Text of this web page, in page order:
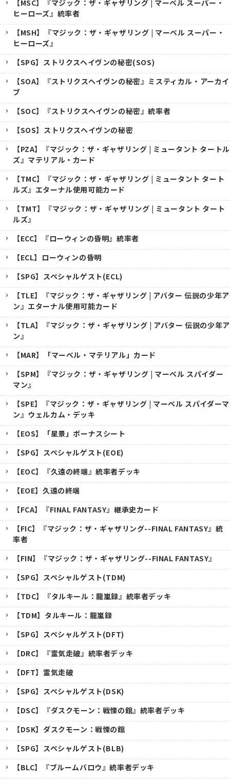
【MSC】『マジック：ザ・ギャザリング | マーベル スーパー・
ヒーローズ』統率者
【MSH】『マジック：ザ・ギャザリング | マーベル スーパー・
ヒーローズ』
【SPG】ストリクスヘイヴンの秘密(SOS)
【SOA】『ストリクスヘイヴンの秘密』ミスティカル・アーカイ
ブ
【SOC】『ストリクスヘイヴンの秘密』統率者
【SOS】ストリクスヘイヴンの秘密
【PZA】『マジック：ザ・ギャザリング | ミュータント タートル
ズ』マテリアル・カード
【TMC】『マジック：ザ・ギャザリング | ミュータント タート
ルズ』エターナル使用可能カード
【TMT】『マジック：ザ・ギャザリング | ミュータント タート
ルズ』
【ECC】『ローウィンの昏明』統率者
【ECL】ローウィンの昏明
【SPG】スペシャルゲスト(ECL)
【TLE】『マジック：ザ・ギャザリング | アバター 伝説の少年ア
ン』エターナル使用可能カード
【TLA】『マジック：ザ・ギャザリング | アバター 伝説の少年ア
ン』
【MAR】「マーベル・マテリアル」カード
【SPM】『マジック：ザ・ギャザリング | マーベル スパイダー
マン』
【SPE】『マジック：ザ・ギャザリング | マーベル スパイダーマ
ン』ウェルカム・デッキ
【EOS】「星景」ボーナスシート
【SPG】スペシャルゲスト(EOE)
【EOC】『久遠の終端』統率者デッキ
【EOE】久遠の終端
【FCA】『FINAL FANTASY』継承史カード
【FIC】『マジック：ザ・ギャザリング--FINAL FANTASY』統
率者
【FIN】『マジック：ザ・ギャザリング--FINAL FANTASY』
【SPG】スペシャルゲスト(TDM)
【TDC】『タルキール：龍嵐録』統率者デッキ
【TDM】タルキール：龍嵐録
【SPG】スペシャルゲスト(DFT)
【DRC】『霊気走破』統率者デッキ
【DFT】霊気走破
【SPG】スペシャルゲスト(DSK)
【DSC】『ダスクモーン：戦慄の館』統率者デッキ
【DSK】ダスクモーン：戦慄の館
【SPG】スペシャルゲスト(BLB)
【BLC】『ブルームバロウ』統率者デッキ